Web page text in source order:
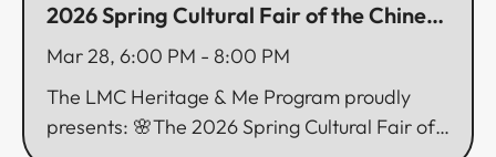
2026 Spring Cultural Fair of the Chinese
24 Solar Terms​​​​‌ ‍ ​‍​‍‌‍ ‌ ​‍‌‍‍‌‌‍‌ ‌‍‍‌‌‍ ‍​‍​‍​ ‍‍​‍​‍‌ ​ ‌‍​‌‌‍ ‍‌‍‍‌‌ ‌​‌ ‍‌​‍ ‍‌‍‍‌‌‍ ​‍​‍​‍ ​​‍​‍‌‍‍​‌ ​‍‌‍‌‌‌‍‌‍​‍​‍​ ‍‍​‍​‍‌‍‍​‌ ‌​‌ ‌​‌ ​​​ ‍‍​‍ ​‍ ‌‍ ​‌‍ ‌‍​ ‌‍​‌‌‍ ​‌‍‍​‌‍ ‌ ​ ‌ ‌​​ ‍‍​ ​ ​ ​ ​ ​ ​ ​ ​‍ ‌‍‍‌‌‍ ‍‌ ‌​‌‍‌‌‌‍ ‍‌ ‌​​‍ ‌‍‌‌‌‍‌​‌‍‍‌‌ ‌​​‍ ‌‍ ‌‌‍ ‌‍‌​‌‍‌‌​ ‌‌ ​​‌ ​‍‌‍‌‌‌ ​ ‌‍‌‌‌‍ ‍‌ ‌​‌‍​‌‌ ‌​‌‍‍‌‌‍ ‌‍ ‍​ ‍ ‌‍‍‌‌‍‌​​ ‌​ ​‌​ ‌​‌‍‌​​ ‌ ‌‍‌‍​ ​ ​ ​‌​ ​‍​‍ ‌​ ​ ‌‍‌​​ ‌‌​ ‌​​‍ ‌​ ‌​​ ‌‌​ ‌ ‌‍​‌​‍ ‌​ ‍‌‌‍​‌​ ‌‌​ ‌​​‍ ‌​ ​ ​ ​‍‌‍‌‌‌‍‌‌​ ​‍‌‍‌‌‌‍​‌​ ‍​​ ‍‌​ ‌‌‌‍​‌​ ​‍​ ‍ ‌ ‌​‌ ‍‌‌ ​​‌‍‌‌​ ‌‌‍‌‌‌ ‌‍‌‍‌‌‌‍ ‍‌ ‌​​ ‍ ‌ ​​‌‍​‌‌ ‌​‌‍‍​​ ‌‌ ‌​‌‍‍‌‌ ‌​‌‍ ​‌‍‌‌​ ‌‍​‍‌‍​‌‌ ​ ‌‍‌‌‌‌‌‌‌ ​‍‌‍ ​​ ‌‌‍‍​‌ ‌​‌ ‌​‌ ​​​‍‌‌​ ​ ‌​​‌​‍‌‌​ ​‍‌​‌‍​‍‌‌​ ​‍‌​‌‍‌‍ ​‌‍ ‌‍​ ‌‍​‌‌‍ ​‌‍‍​‌‍ ‌ ​ ‌ ‌​​‍‌‌​ ​ ‌​​‌​ ​ ​ ​ ​ ​ ​ ​ ​‍‌‍‌‍‍‌‌‍‌​​ ‌​ ​‌​ ‌​‌‍‌​​ ‌ ‌‍‌‍​ ​ ​ ​‌​ ​‍​‍ ‌​ ​ ‌‍‌​​ ‌‌​ ‌​​‍ ‌​ ‌​​ ‌‌​ ‌ ‌‍​‌​‍ ‌​ ‍‌‌‍​‌​ ‌‌​ ‌​​‍ ‌​ ​ ​ ​‍‌‍‌‌‌‍‌‌​ ​‍‌‍‌‌‌‍​‌​ ‍​​ ‍‌​ ‌‌‌‍​‌​ ​‍​‍‌‍‌ ‌​‌ ‍‌‌ ​​‌‍‌‌​ ‌‌‍‌‌‌ ‌‍‌‍‌‌‌‍ ‍‌ ‌​​‍‌‍‌ ​​‌‍​‌‌ ‌​‌‍‍​​ ‌‌ ‌​‌‍‍‌‌ ‌​‌‍ ​‌‍‌‌​‍​‍‌ ‌
Mar 28, 6:00 PM - 8:00 PM
The LMC Heritage & Me Program proudly
presents: 🌸The 2026 Spring Cultural Fair of